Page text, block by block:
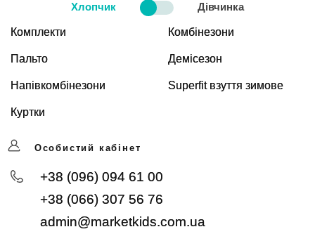
Хлопчик Дівчинка
Комплекти
Пальто
Напівкомбінезони
Куртки
Комбінезони
Демісезон
Superfit взуття зимове
Особистий кабінет
+38 (096) 094 61 00
+38 (066) 307 56 76
admin@marketkids.com.ua